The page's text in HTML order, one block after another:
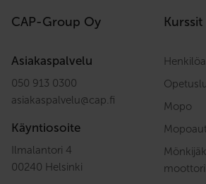
CAP-Group Oy
Asiakaspalvelu
050 913 0300
asiakaspalvelu@cap.fi
Käyntiosoite
Ilmalantori 4
00240 Helsinki
Kurssit
Mopo